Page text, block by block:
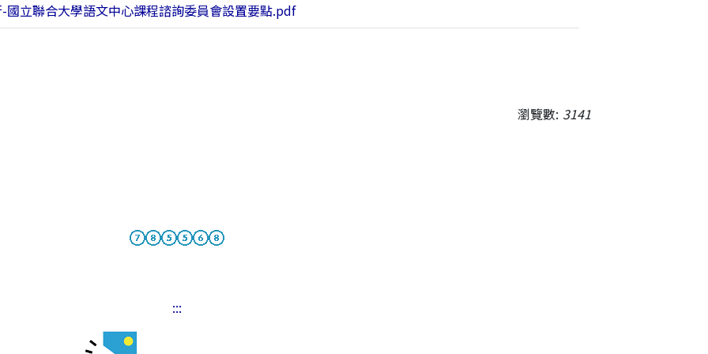
國立聯合大學語文中心課程諮詢委員會設置要點.pdf
瀏覽數: 3141
:::